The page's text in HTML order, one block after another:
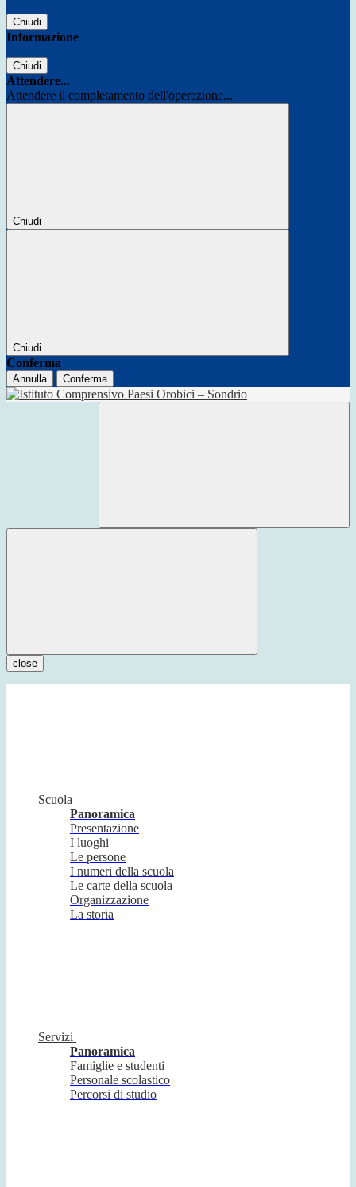
Chiudi
Informazione
Chiudi
Attendere...
Attendere il completamento dell'operazione...
Chiudi
Chiudi
Conferma
Annulla Conferma
close
Scuola
Panoramica
Presentazione
I luoghi
Le persone
I numeri della scuola
Le carte della scuola
Organizzazione
La storia
Servizi
Panoramica
Famiglie e studenti
Personale scolastico
Percorsi di studio